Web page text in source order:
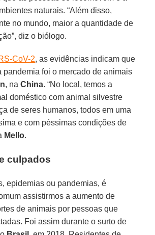
naturais. “Além disso,
no mundo, maior a quantidade de
diz o biólogo.
CoV-2, as evidências indicam que
pandemia foi o mercado de animais
, naChina. “No local, temos a
doméstico com animal silvestre
de seres humanos, todos em uma
e com péssimas condições de
Mello.
culpados
epidemias ou pandemias, é
assistirmos a aumento de
de animais por pessoas que
Foi assim durante o surto de